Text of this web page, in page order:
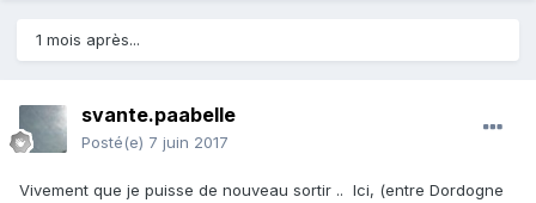
1 mois après...
svante.paabelle
Posté(e) 7 juin 2017
Vivement que je puisse de nouveau sortir .. Ici, (entre Dordogne